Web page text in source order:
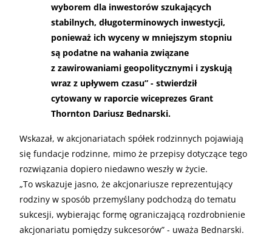
wyborem dla inwestorów szukających
stabilnych, długoterminowych inwestycji,
ponieważ ich wyceny w mniejszym stopniu
są podatne na wahania związane
z zawirowaniami geopolitycznymi i zyskują
wraz z upływem czasu” - stwierdził
cytowany w raporcie wiceprezes Grant
Thornton Dariusz Bednarski.
Wskazał, w akcjonariatach spółek rodzinnych pojawiają
się fundacje rodzinne, mimo że przepisy dotyczące tego
rozwiązania dopiero niedawno weszły w życie.
„To wskazuje jasno, że akcjonariusze reprezentujący
rodziny w sposób przemyślany podchodzą do tematu
sukcesji, wybierając formę ograniczającą rozdrobnienie
akcjonariatu pomiędzy sukcesorów” - uważa Bednarski.